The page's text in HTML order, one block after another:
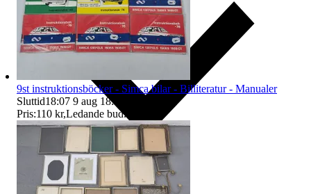
9st instruktionsböcker - Simca bilar - Billiteratur - Manualer
Sluttid18:07 9 aug 18:07
Pris:110 kr,Ledande bud.